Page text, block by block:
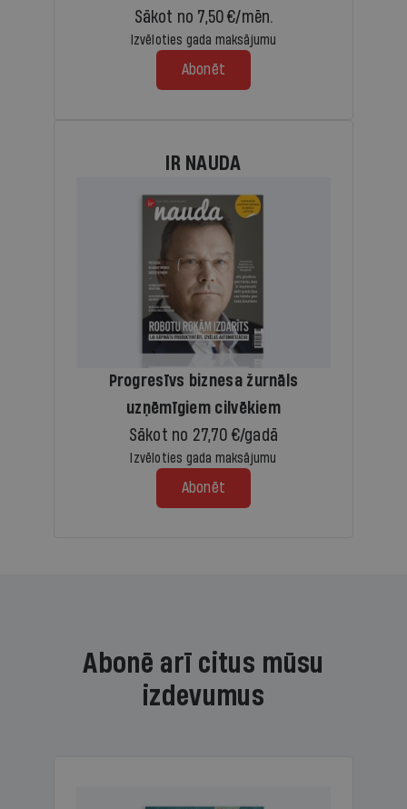
Sākot no 7,50 €/mēn.
Izvēloties gada maksājumu
Abonēt
IR NAUDA
Progresīvs biznesa žurnāls
uzņēmīgiem cilvēkiem
Sākot no 27,70 €/gadā
Izvēloties gada maksājumu
Abonēt
Abonē arī citus mūsu
izdevumus